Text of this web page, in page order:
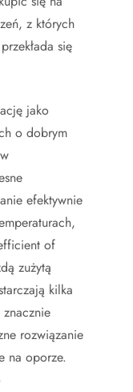
z których
się
jako
o dobrym
efektywnie
of
zużytą
kilka
rozwiązanie
na oporze.